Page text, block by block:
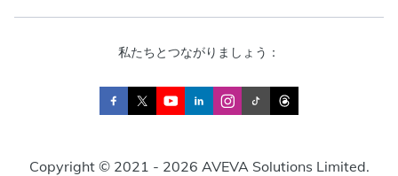
私たちとつながりましょう：
Copyright © 2021 - 2026 AVEVA Solutions Limited.